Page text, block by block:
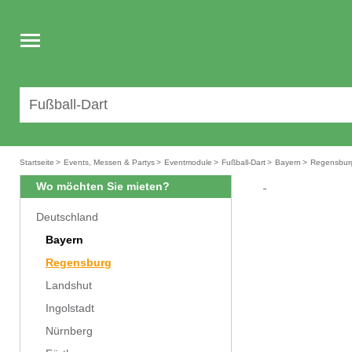
Toggle
navigation
Startseite > Events, Messen & Partys> Eventmodule > Fußball-Dart> Bayern >
Wo möchten Sie mieten?
Deutschland
Bayern
Regensburg
Landshut
Ingolstadt
Nürnberg